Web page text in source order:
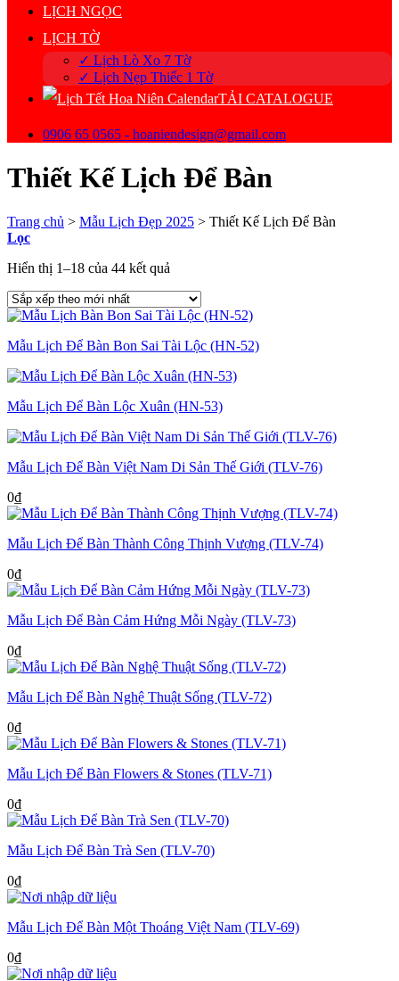
LỊCH NGỌC
LỊCH TỜ
✓ Lịch Lò Xo 7 Tờ
✓ Lịch Nẹp Thiếc 1 Tờ
TẢI CATALOGUE
0906 65 0565 - hoaniendesign@gmail.com
Thiết Kế Lịch Để Bàn
Trang chủ > Mẫu Lịch Đẹp 2025 > Thiết Kế Lịch Để Bàn
Lọc
Hiển thị 1–18 của 44 kết quả
xếp
theo
nhất
Mẫu Lịch Để Bàn Bon Sai Tài Lộc (HN-52)
Mẫu Lịch Để Bàn Lộc Xuân (HN-53)
Mẫu Lịch Để Bàn Việt Nam Di Sản Thế Giới (TLV-76)
0₫
Mẫu Lịch Để Bàn Thành Công Thịnh Vượng (TLV-74)
0₫
Mẫu Lịch Để Bàn Cảm Hứng Mỗi Ngày (TLV-73)
0₫
Mẫu Lịch Để Bàn Nghệ Thuật Sống (TLV-72)
0₫
Mẫu Lịch Để Bàn Flowers & Stones (TLV-71)
0₫
Mẫu Lịch Để Bàn Trà Sen (TLV-70)
0₫
Mẫu Lịch Để Bàn Một Thoáng Việt Nam (TLV-69)
0₫